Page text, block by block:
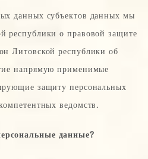
данных субъектов данных мы
республики о правовой защите
Литовской республики об
напрямую применимые
защиту персональных
ведомств.
данные?